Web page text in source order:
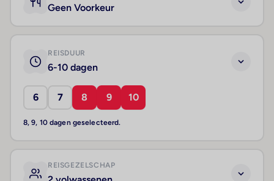
Geen Voorkeur
REISDUUR
6-10 dagen
6 7 8 9 10
8, 9, 10 dagen geselecteerd.
REISGEZELSCHAP